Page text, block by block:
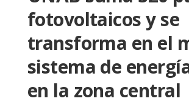
fotovoltaicos y se
transforma en el
sistema de
en la zona central